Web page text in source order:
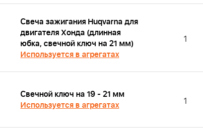
Свеча зажигания Huqvarna для
двигателя Хонда (длинная
юбка, свечной ключ на 21 мм)
Используется в агрегатах
1
Свечной ключ на 19 - 21 мм
Используется в агрегатах
1